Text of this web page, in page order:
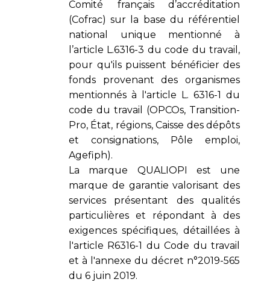
Comité français d’accréditation
(Cofrac) sur la base du référentiel
national unique mentionné à
l’article L.6316-3 du code du travail,
pour qu'ils puissent bénéficier des
fonds provenant des organismes
mentionnés à l'article L. 6316-1 du
code du travail (OPCOs, Transition-
Pro, État, régions, Caisse des dépôts
et consignations, Pôle emploi,
Agefiph).
La marque QUALIOPI est une
marque de garantie valorisant des
services présentant des qualités
particulières et répondant à des
exigences spécifiques, détaillées à
l'article R6316-1 du Code du travail
et à l'annexe du décret n°2019-565
du 6 juin 2019.